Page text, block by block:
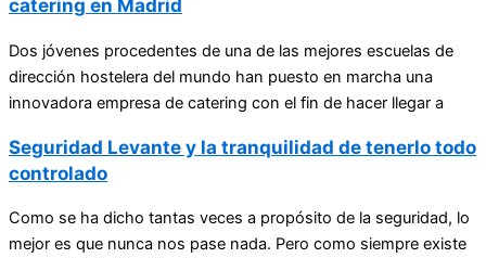
catering en Madrid
Dos jóvenes procedentes de una de las mejores escuelas de
dirección hostelera del mundo han puesto en marcha una
innovadora empresa de catering con el fin de hacer llegar a
Seguridad Levante y la tranquilidad de tenerlo todo
controlado
Como se ha dicho tantas veces a propósito de la seguridad, lo
mejor es que nunca nos pase nada. Pero como siempre existe